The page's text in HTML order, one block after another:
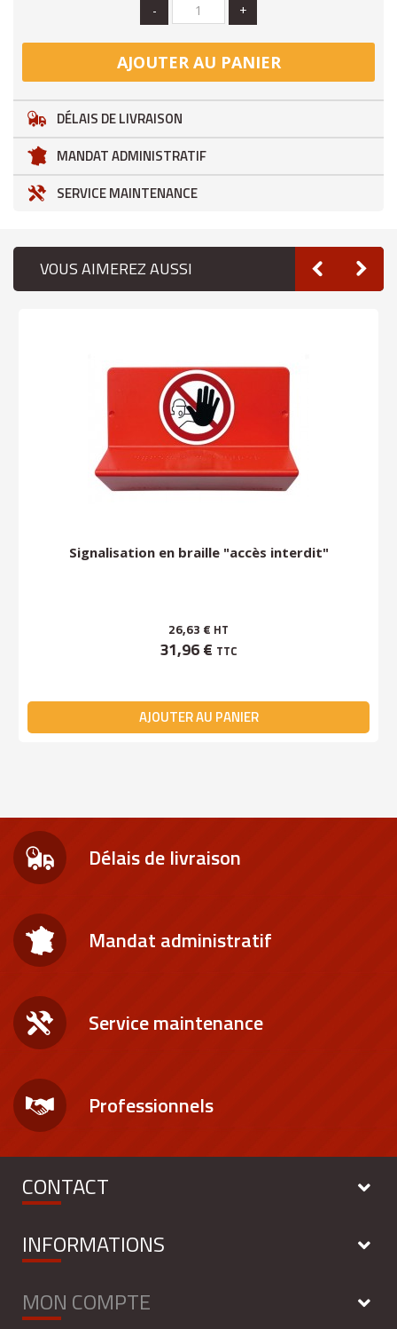
- +
AJOUTER AU PANIER
DÉLAIS DE LIVRAISON
MANDAT ADMINISTRATIF
SERVICE MAINTENANCE
VOUS AIMEREZ AUSSI
Signalisation en braille "accès interdit"
26,63 € HT
31,96 € TTC
AJOUTER AU PANIER
Délais de livraison
Mandat administratif
Service maintenance
Professionnels
CONTACT
INFORMATIONS
MON COMPTE